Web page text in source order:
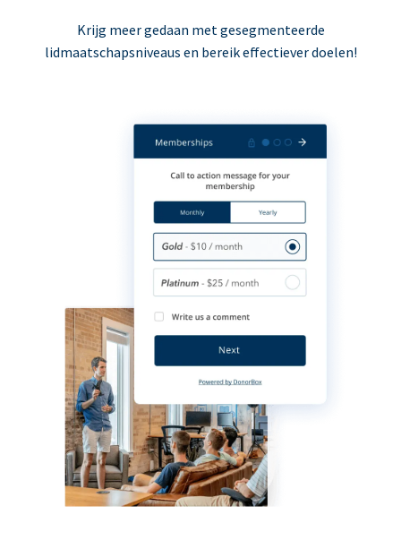
Krijg meer gedaan met gesegmenteerde
lidmaatschapsniveaus en bereik effectiever doelen!